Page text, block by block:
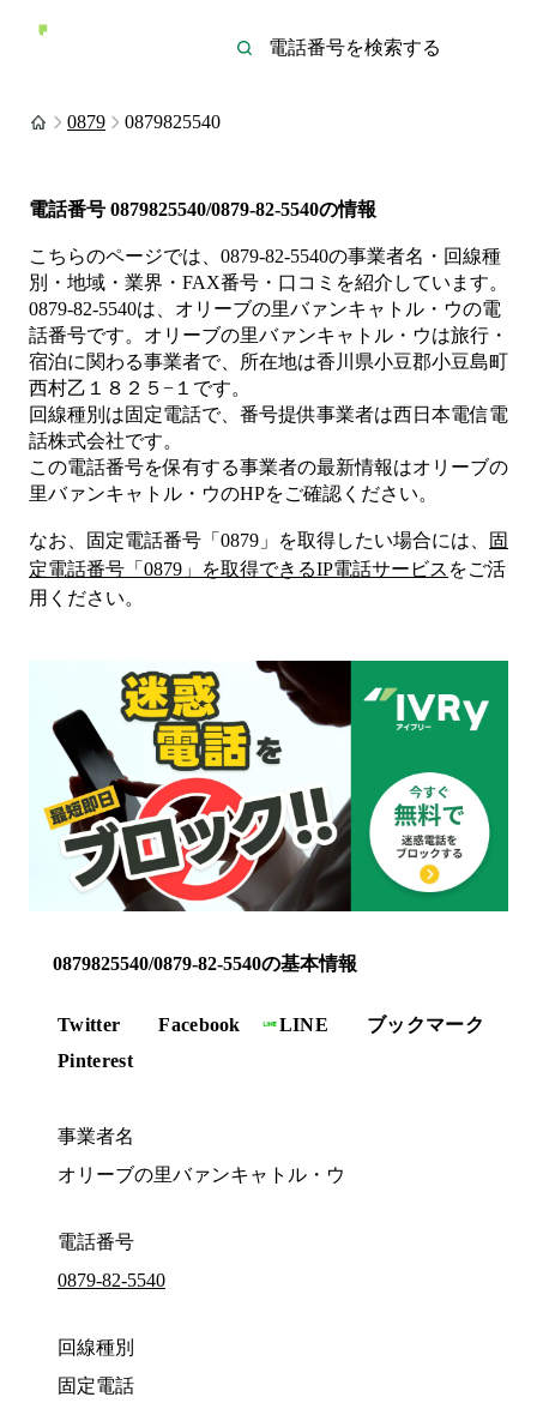
0879 0879825540
電話番号 0879825540/0879-82-5540の情報
こちらのページでは、 0879-82-5540の事業者名・回線種
別・地域・業界・FAX番号・口コミを紹介しています。
0879-82-5540は、 オリーブの里バァンキャトル・ウの電
話番号です。 オリーブの里バァンキャトル・ウは旅行・
宿泊に関わる事業者で、所在地は香川県小豆郡小豆島町
西村乙１８２５−１ です。
回線種別は固定電話で、番号提供事業者は西日本電信電
話株式会社です。
この電話番号を保有する事業者の最新情報はオリーブの
里バァンキャトル・ウのHPをご確認ください。
なお、固定電話番号「 0879 」を取得したい場合には、
固
定電話番号「 0879 」を取得できるIP電話サービス をご活
用ください。
0879825540/0879-82-5540の基本情報
Twitter Facebook LINE
ブックマーク
Pinterest
事業者名
オリーブの里バァンキャトル・ウ
電話番号
0879-82-5540
回線種別
固定電話